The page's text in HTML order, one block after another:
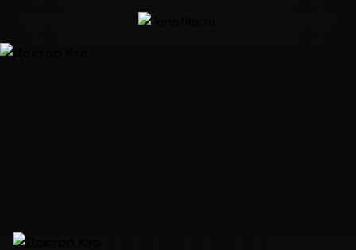
Сериал Доктор Кто — сезон 4